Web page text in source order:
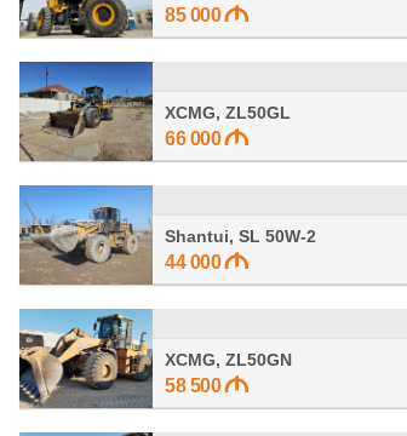
85 000
XCMG, ZL50GL
66 000
Shantui, SL 50W-2
44 000
XCMG, ZL50GN
58 500